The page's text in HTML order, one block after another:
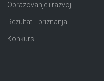
Obrazovanje i razvoj
Rezultati i priznanja
Konkursi